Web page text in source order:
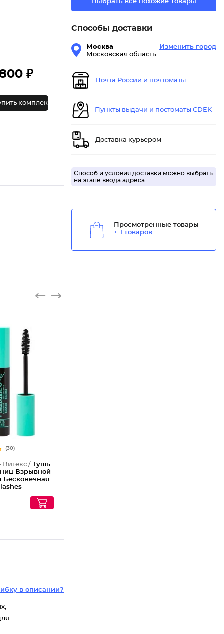
₽
комплект
(30)
Витекс /Тушь
Взрывной
Бесконечная
в описании?
Способы доставки
Москва
Московская область
Изменить город
Почта России и почтоматы
Пункты выдачи и постоматы CDEK
Доставка курьером
Способ и условия доставки можно выбрать
на этапе ввода адреса
Просмотренные товары
+ 1 товаров